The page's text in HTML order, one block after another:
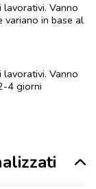
Vanno
variano in base al
Vanno
4 giorni